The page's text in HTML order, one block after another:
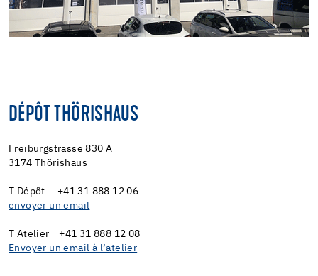
DÉPÔT THÖRISHAUS
Freiburgstrasse 830 A
3174 Thörishaus
T Dépôt +41 31 888 12 06
envoyer un email
T Atelier +41 31 888 12 08
Envoyer un email à l’atelier